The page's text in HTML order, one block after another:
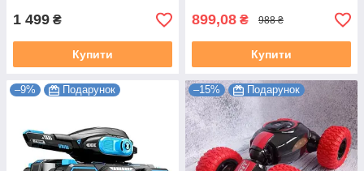
1 499 ₴
Купити
899,08 ₴ 988 ₴
Купити
–9% Подарунок –15% Подарунок